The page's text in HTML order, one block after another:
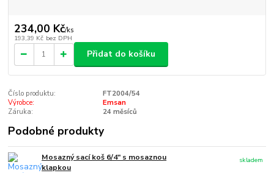
234,00 Kč/ks
193,39 Kč bez DPH
Přidat do košíku
Číslo produktu:
FT2004/54
Výrobce:
Emsan
Záruka:
24 měsíců
Podobné produkty
Mosazný sací koš 6/4" s mosaznou
klapkou
skladem